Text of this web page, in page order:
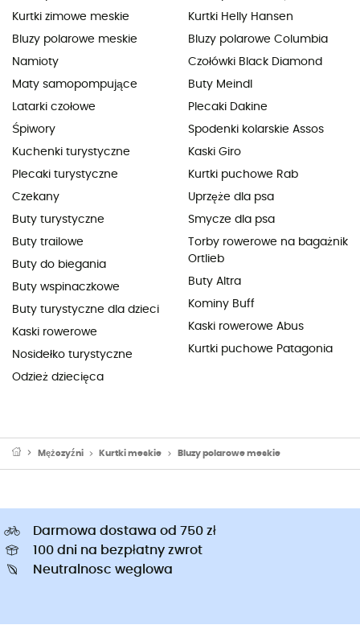
Kurtki zimowe meskie
Bluzy polarowe meskie
Namioty
Maty samopompujące
Latarki czołowe
Śpiwory
Kuchenki turystyczne
Plecaki turystyczne
Czekany
Buty turystyczne
Buty trailowe
Buty do biegania
Buty wspinaczkowe
Buty turystyczne dla dzieci
Kaski rowerowe
Nosidełko turystyczne
Odzież dziecięca
Kurtki Helly Hansen
Bluzy polarowe Columbia
Czołówki Black Diamond
Buty Meindl
Plecaki Dakine
Spodenki kolarskie Assos
Kaski Giro
Kurtki puchowe Rab
Uprzęże dla psa
Smycze dla psa
Torby rowerowe na bagażnik
Ortlieb
Buty Altra
Kominy Buff
Kaski rowerowe Abus
Kurtki puchowe Patagonia
Mężczyźni Kurtki meskie Bluzy polarowe meskie
Darmowa dostawa od 750 zł
100 dni na bezpłatny zwrot
Neutralnosc weglowa